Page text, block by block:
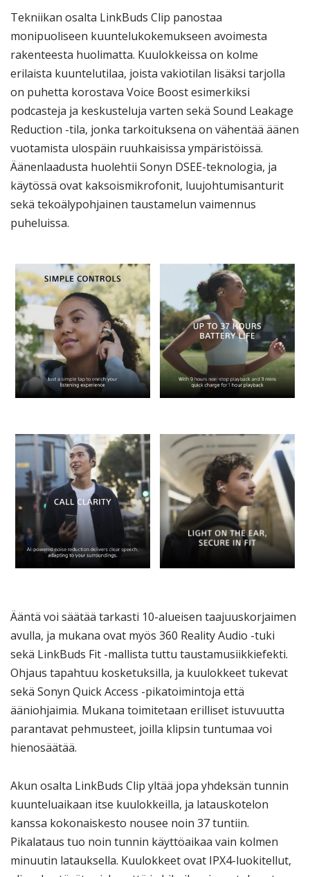
Tekniikan osalta LinkBuds Clip panostaa
monipuoliseen kuuntelukokemukseen avoimesta
rakenteesta huolimatta. Kuulokkeissa on kolme
erilaista kuuntelutilaa, joista vakiotilan lisäksi tarjolla
on puhetta korostava Voice Boost esimerkiksi
podcasteja ja keskusteluja varten sekä Sound Leakage
Reduction -tila, jonka tarkoituksena on vähentää äänen
vuotamista ulospäin ruuhkaisissa ympäristöissä.
Äänenlaadusta huolehtii Sonyn DSEE-teknologia, ja
käytössä ovat kaksoismikrofonit, luujohtumisanturit
sekä tekoälypohjainen taustamelun vaimennus
puheluissa.
Ääntä voi säätää tarkasti 10-alueisen taajuuskorjaimen
avulla, ja mukana ovat myös 360 Reality Audio -tuki
sekä LinkBuds Fit -mallista tuttu taustamusiikkiefekti.
Ohjaus tapahtuu kosketuksilla, ja kuulokkeet tukevat
sekä Sonyn Quick Access -pikatoimintoja että
ääniohjaimia. Mukana toimitetaan erilliset istuvuutta
parantavat pehmusteet, joilla klipsin tuntumaa voi
hienosäätää.
Akun osalta LinkBuds Clip yltää jopa yhdeksän tunnin
kuunteluaikaan itse kuulokkeilla, ja latauskotelon
kanssa kokonaiskesto nousee noin 37 tuntiin.
Pikalataus tuo noin tunnin käyttöaikaa vain kolmen
minuutin latauksella. Kuulokkeet ovat IPX4-luokitellut,